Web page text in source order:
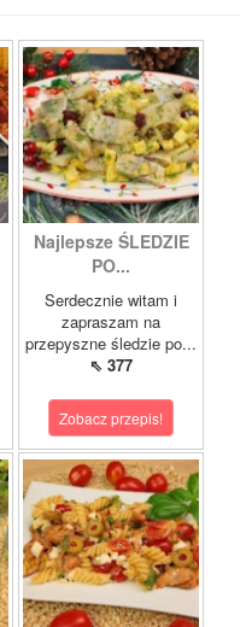
Najlepsze ŚLEDZIE
PO...
Serdecznie witam i
zapraszam na
przepyszne śledzie po...
⇖ 377
Zobacz przepis!